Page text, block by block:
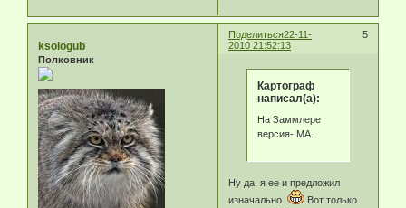
Поделиться 5
22-11-
2010 21:52:13
ksologub
Полковник
Картограф
написал(а):
На Заммлере
версия- МА.
Ну да, я ее и предложил
изначально
Вот только